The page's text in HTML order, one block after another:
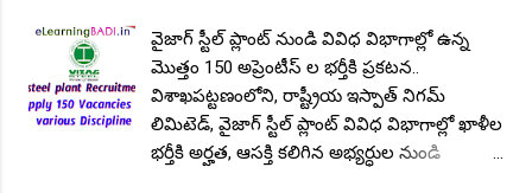
MEMO 👉🏻ITI certificate,marksheet. 👉🏻 Adher
card. 👉🏻pass photo size photograph. 👉🏻
caste certificate. 👉🏻 అప్రెంటిస్ వ్యక్తిగత
రిజిస్ట్రేషన్ ఐడి. 👉ఈ అప్రెంటిస్ మేళా...
వైజాగ్ స్టీల్ ప్లాంట్ నుండి వివిధ విభాగాల్లో ఉన్న
మొత్తం 150 అప్రెంటీస్ ల భర్తీకి ప్రకటన..
విశాఖపట్టణంలోని, రాష్ట్రీయ ఇస్పాత్ నిగమ్
లిమిటెడ్, వైజాగ్ స్టీల్ ప్లాంట్ వివిధ విభాగాల్లో ఖాళీల
భర్తీకి అర్హత, ఆసక్తి కలిగిన అభ్యర్ధుల నుండి